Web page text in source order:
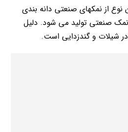
از نمکهای صنعتی دانه بندی
صنعتی تولید می شود. دلیل
شیلات و گندزدایی است.